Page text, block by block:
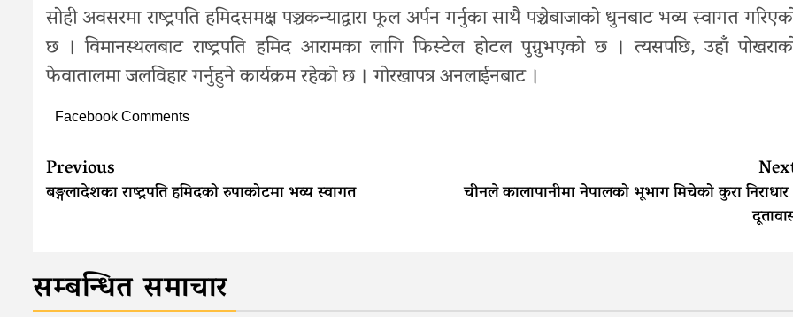
सोही अवसरमा राष्ट्रपति हमिदसमक्ष पञ्चकन्याद्वारा फूल अर्पन गर्नुका साथै पञ्चेबाजाको धुनबाट भव्य स्वागत
छ । विमानस्थलबाट राष्ट्रपति हमिद आरामका लागि फिस्टेल होटल पुग्नुभएको छ । त्यसपछि, उहाँ
फेवातालमा जलविहार गर्नुहुने कार्यक्रम रहेको छ । गोरखापत्र अनलाईनबाट ।
Facebook Comments
Continue
Reading
Previous
बङ्गलादेशका राष्ट्रपति हमिदको रुपाकोटमा भव्य स्वागत चीनले कालापानीमा नेपालको भूभाग मिचेको कुरा
सम्बन्धित समाचार